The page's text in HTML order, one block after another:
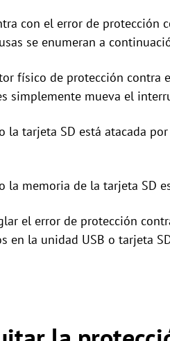
con el error de protección
se enumeran a
físico de protección contra
simplemente mueva el
la tarjeta SD está atacada
la memoria de la tarjeta SD
el error de protección
en la unidad USB o tarjeta